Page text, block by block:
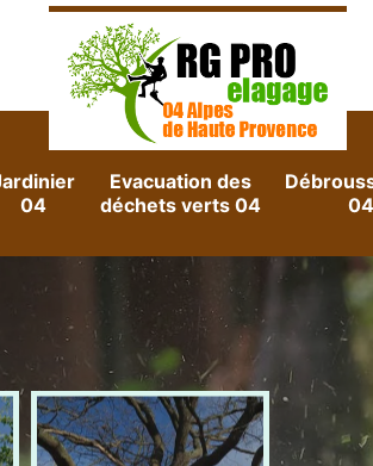
04
Evacuation des
déchets verts 04
04